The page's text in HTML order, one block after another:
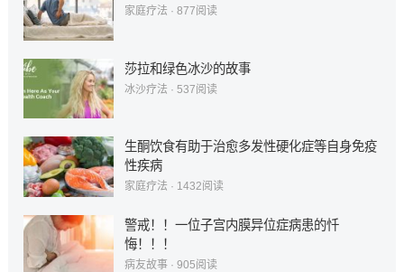
家庭疗法 · 877阅读
莎拉和绿色冰沙的故事
冰沙疗法 · 537阅读
生酮饮食有助于治愈多发性硬化症等自身免疫
性疾病
家庭疗法 · 1432阅读
警戒！！一位子宫内膜异位症病患的忏
悔！！！
病友故事· 905阅读